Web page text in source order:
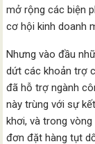
mở rộng các biện
cơ hội kinh doanh
Nhưng vào đầu
dứt các khoản trợ
đã hỗ trợ ngành
này trùng với sự
khơi, và trong
đơn đặt hàng tụt